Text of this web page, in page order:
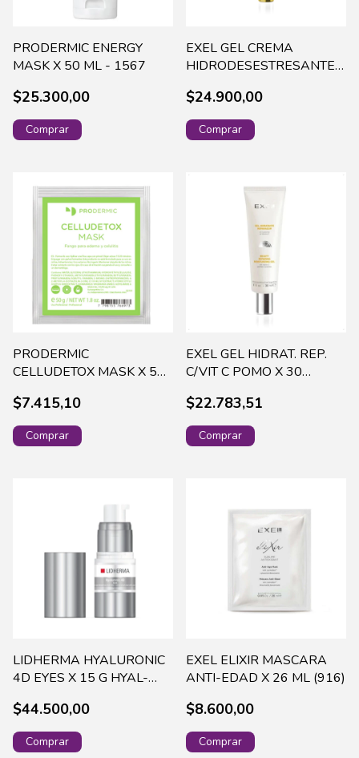
PRODERMIC ENERGY
MASK X 50 ML - 1567
$25.300,00
EXEL GEL CREMA
HIDRODESESTRESANTE
$24.900,00
PRODERMIC
CELLUDETOX MASK X 50
$7.415,10
EXEL GEL HIDRAT. REP.
C/VIT C POMO X 30
$22.783,51
LIDHERMA HYALURONIC
4D EYES X 15 G HYAL-
$44.500,00
EXEL ELIXIR MASCARA
ANTI-EDAD X 26 ML (916)
$8.600,00